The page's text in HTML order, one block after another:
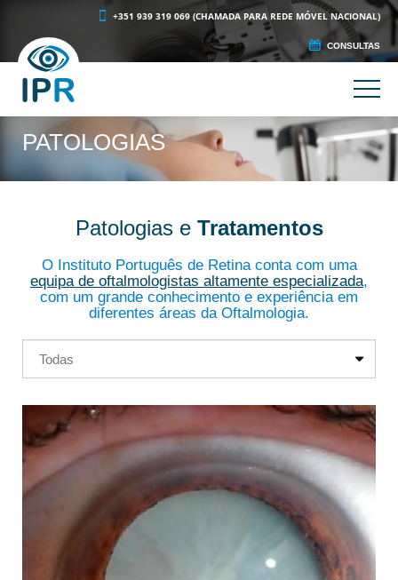
+351 939 319 069 (CHAMADA PARA REDE MÓVEL NACIONAL)
CONSULTAS
PATOLOGIAS
Patologias e Tratamentos
O Instituto Português de Retina conta com uma
equipa de oftalmologistas altamente especializada,
com um grande conhecimento e experiência em
diferentes áreas da Oftalmologia.